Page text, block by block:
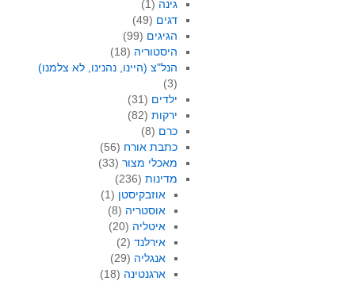
גינה (1)
דגים (49)
הגיגים (99)
היסטוריה (18)
הנל"צ (היינו, נהנינו, לא צלמנו)
(3)
ילדים (31)
ירקות(82)
כרם (8)
כתבת אורח (56)
מאכלי מצור(33)
מדינות(236)
אוזבקיסטן (1)
אוסטריה (8)
איטליה (20)
אירלנד (2)
אנגליה (29)
ארגנטינה (18)